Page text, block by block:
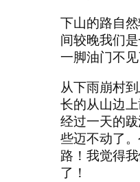
下山的路自
间较晚我们
一脚油门不见
从下雨崩村
长的从山边
经过一天的
些迈不动了
路！我觉得
了！